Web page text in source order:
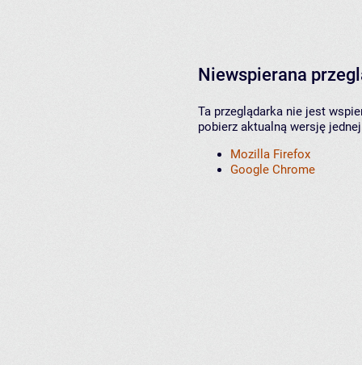
Niewspierana
Ta przeglądarka nie jest
pobierz aktualną wersję
Mozilla Firefox
Google Chrome